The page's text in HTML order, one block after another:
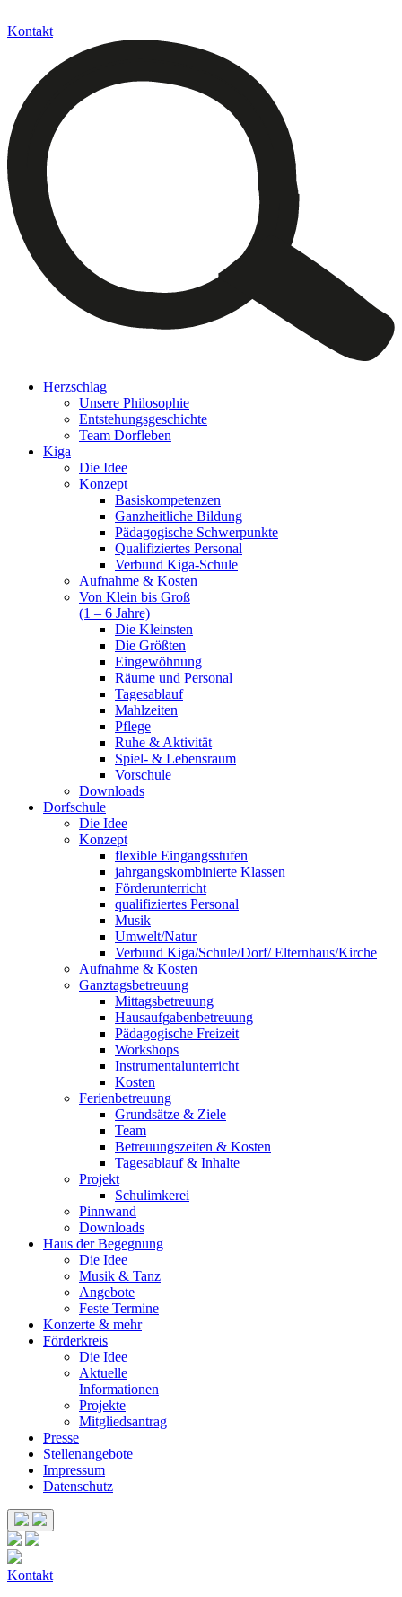
Kontakt
Herzschlag
Unsere Philosophie
Entstehungsgeschichte
Team Dorfleben
Kiga
Die Idee
Konzept
Basiskompetenzen
Ganzheitliche Bildung
Pädagogische Schwerpunkte
Qualifiziertes Personal
Verbund Kiga-Schule
Aufnahme & Kosten
Von Klein bis Groß
(1 – 6 Jahre)
Die Kleinsten
Die Größten
Eingewöhnung
Räume und Personal
Tagesablauf
Mahlzeiten
Pflege
Ruhe & Aktivität
Spiel- & Lebensraum
Vorschule
Downloads
Dorfschule
Die Idee
Konzept
flexible Eingangsstufen
jahrgangskombinierte Klassen
Förderunterricht
qualifiziertes Personal
Musik
Umwelt/Natur
Verbund Kiga/Schule/Dorf/ Elternhaus/Kirche
Aufnahme & Kosten
Ganztagsbetreuung
Mittagsbetreuung
Hausaufgabenbetreuung
Pädagogische Freizeit
Workshops
Instrumentalunterricht
Kosten
Ferienbetreuung
Grundsätze & Ziele
Team
Betreuungszeiten & Kosten
Tagesablauf & Inhalte
Projekt
Schulimkerei
Pinnwand
Downloads
Haus der Begegnung
Die Idee
Musik & Tanz
Angebote
Feste Termine
Konzerte & mehr
Förderkreis
Die Idee
Aktuelle
Informationen
Projekte
Mitgliedsantrag
Presse
Stellenangebote
Impressum
Datenschutz
Kontakt